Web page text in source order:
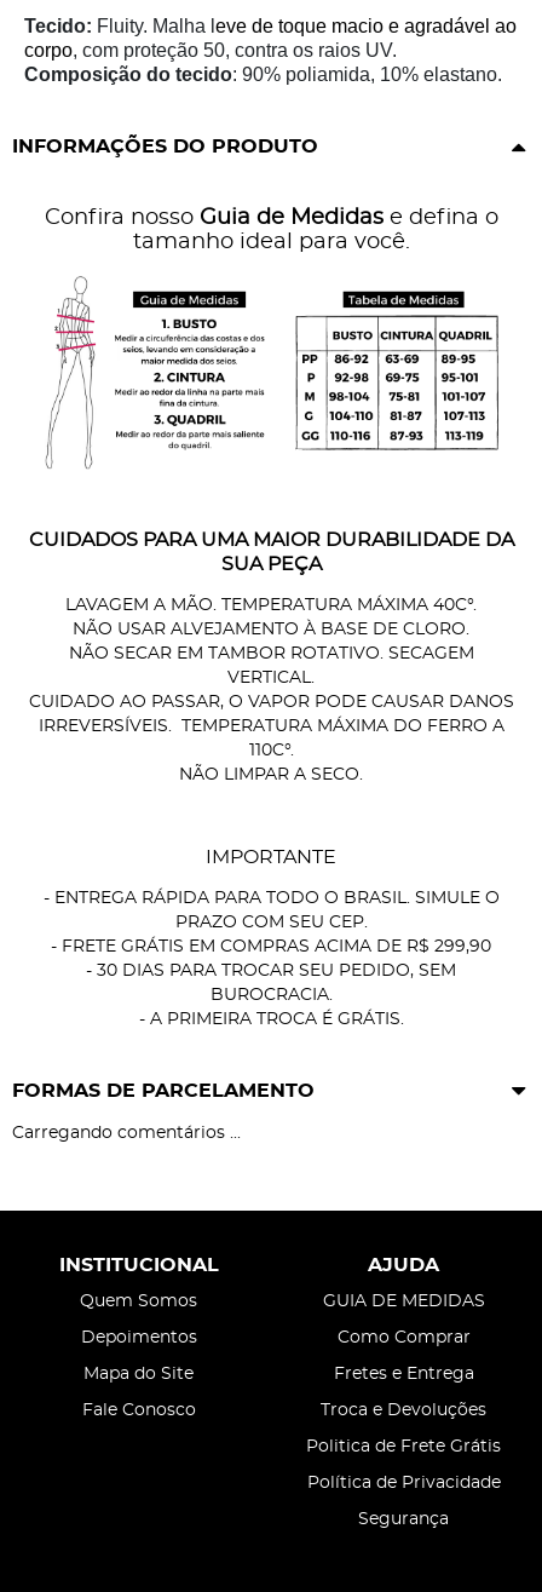
Tecido: Fluity. Malha l eve de toque macio e agradável ao
corpo, com proteção 50, contra os raios UV.
Composição do tecido: 90% poliamida, 10% elastano.
INFORMAÇÕES DO PRODUTO
Confira nosso Guia de Medidase defina o
tamanho ideal para você.
CUIDADOS PARA UMA MAIOR DURABILIDADE DA
SUA PEÇA
LAVAGEM A MÃO. TEMPERATURA MÁXIMA 40C°.
NÃO USAR ALVEJAMENTO À BASE DE CLORO.
NÃO SECAR EM TAMBOR ROTATIVO. SECAGEM
VERTICAL.
CUIDADO AO PASSAR, O VAPOR PODE CAUSAR DANOS
IRREVERSÍVEIS. TEMPERATURA MÁXIMA DO FERRO A
110C°.
NÃO LIMPAR A SECO.
IMPORTANTE
- ENTREGA RÁPIDA PARA TODO O BRASIL. SIMULE O
PRAZO COM SEU CEP.
- FRETE GRÁTIS EM COMPRAS ACIMA DE R$ 299,90
- 30 DIAS PARA TROCAR SEU PEDIDO, SEM
BUROCRACIA.
- A PRIMEIRA TROCA É GRÁTIS.
FORMAS DE PARCELAMENTO
Carregando comentários ...
INSTITUCIONAL
Quem Somos
Depoimentos
Mapa do Site
Fale Conosco
AJUDA
GUIA DE MEDIDAS
Como Comprar
Fretes e Entrega
Troca e Devoluções
Politica de Frete Grátis
Política de Privacidade
Segurança